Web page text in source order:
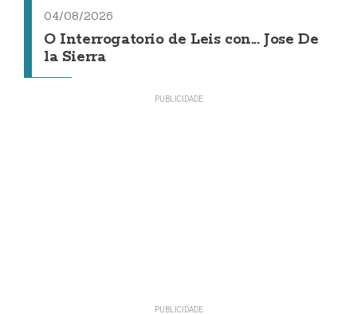
04/08/2026
O Interrogatorio de Leis con... Jose De
la Sierra